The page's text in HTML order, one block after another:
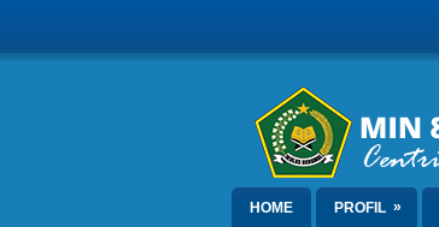
HOME PROFIL »